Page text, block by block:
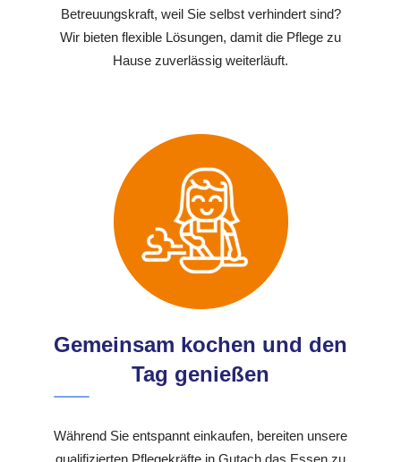
Betreuungskraft, weil Sie selbst verhindert sind?
Wir bieten flexible Lösungen, damit die Pflege zu
Hause zuverlässig weiterläuft.
Gemeinsam kochen und den
Tag genießen
Während Sie entspannt einkaufen, bereiten unsere